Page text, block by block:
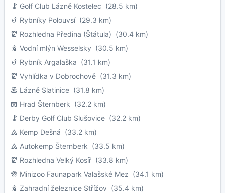
Golf Club Lázně Kostelec (28.5 km)
Rybníky Polouvsí(29.3 km)
Rozhledna Předina (Štátula) (30.4 km)
Vodní mlýn Wesselsky (30.5 km)
Rybník Argalaška (31.1 km)
Vyhlídka v Dobrochově (31.3 km)
Lázně Slatinice (31.8 km)
Hrad Šternberk (32.2 km)
Derby Golf Club Slušovice (32.2 km)
Kemp Dešná (33.2 km)
Autokemp Šternberk (33.5 km)
Rozhledna Velký Kosíř (33.8 km)
Minizoo Faunapark Valašské Mez (34.1 km)
Zahradní železnice Střížov (35.4 km)